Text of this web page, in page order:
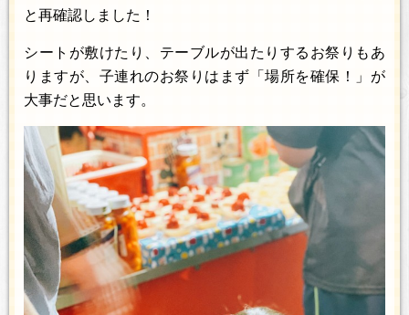
と再確認しました！
シートが敷けたり、テーブルが出たりするお祭りもあ
りますが、子連れのお祭りはまず「場所を確保！」が
大事だと思います。